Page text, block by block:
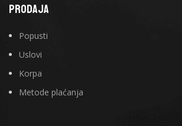
PRODAJA
Popusti
Uslovi
Korpa
Metode plaćanja